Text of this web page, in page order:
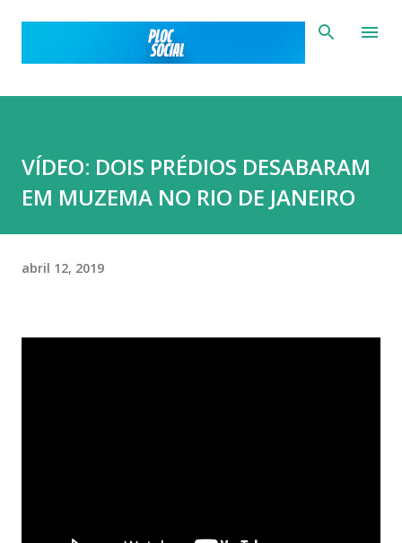
Pular para o conteúdo principal
VÍDEO: DOIS PRÉDIOS DESABARAM
EM MUZEMA NO RIO DE JANEIRO
abril 12, 2019